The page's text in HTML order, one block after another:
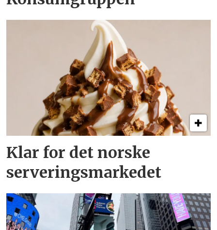
Klar for det norske
serveringsmarkedet